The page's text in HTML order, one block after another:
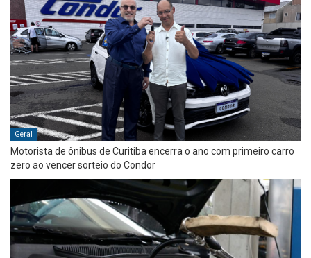
Geral
Motorista de ônibus de Curitiba encerra o ano com primeiro carro
zero ao vencer sorteio do Condor